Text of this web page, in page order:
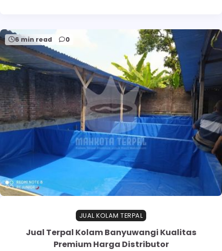
6 min read 0
JUAL KOLAM TERPAL
Jual Terpal Kolam Banyuwangi Kualitas
Premium Harga Distributor